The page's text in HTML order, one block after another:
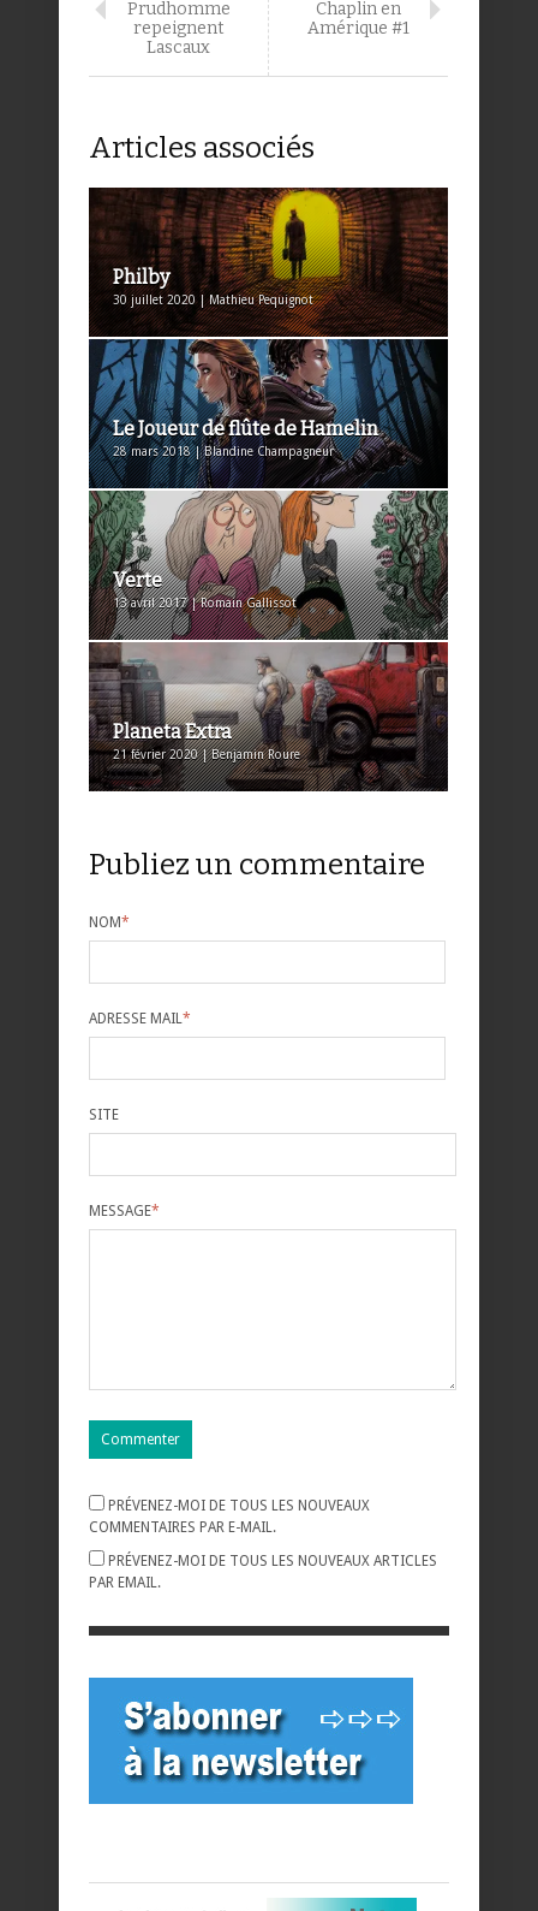
Prudhomme
repeignent
Lascaux
Chaplin en
Amérique #1
Articles associés
Philby
30 juillet 2020 | Mathieu Pequignot
Le Joueur de flûte de Hamelin
28 mars 2018 | Blandine Champagneur
Verte
13 avril 2017 | Romain Gallissot
Planeta Extra
21 février 2020 | Benjamin Roure
Publiez un commentaire
NOM*
ADRESSE MAIL*
SITE
MESSAGE*
PRÉVENEZ-MOI DE TOUS LES NOUVEAUX
COMMENTAIRES PAR E-MAIL.
PRÉVENEZ-MOI DE TOUS LES NOUVEAUX ARTICLES
PAR EMAIL.